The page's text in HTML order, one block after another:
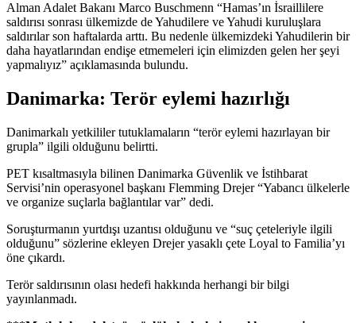
Alman Adalet Bakanı Marco Buschmenn “Hamas’ın İsraillilere
saldırısı sonrası ülkemizde de Yahudilere ve Yahudi kuruluşlara
saldırılar son haftalarda arttı. Bu nedenle ülkemizdeki Yahudilerin bir
daha hayatlarından endişe etmemeleri için elimizden gelen her şeyi
yapmalıyız” açıklamasında bulundu.
Danimarka: Terör eylemi hazırlığı
Danimarkalı yetkililer tutuklamaların “terör eylemi hazırlayan bir
grupla” ilgili olduğunu belirtti.
PET kısaltmasıyla bilinen Danimarka Güvenlik ve İstihbarat
Servisi’nin operasyonel başkanı Flemming Drejer “Yabancı ülkelerle
ve organize suçlarla bağlantılar var” dedi.
Soruşturmanın yurtdışı uzantısı olduğunu ve “suç çeteleriyle ilgili
olduğunu” sözlerine ekleyen Drejer yasaklı çete Loyal to Familia’yı
öne çıkardı.
Terör saldırısının olası hedefi hakkında herhangi bir bilgi
yayınlanmadı.